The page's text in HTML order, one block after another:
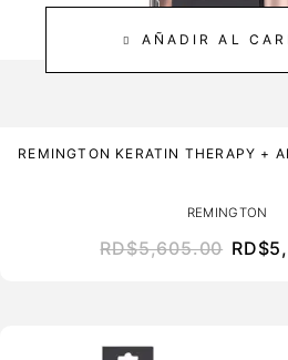
AÑADIR AL
REMINGTON KERATIN THERAPY +
REMINGTON
RD$5,605.00 RD$